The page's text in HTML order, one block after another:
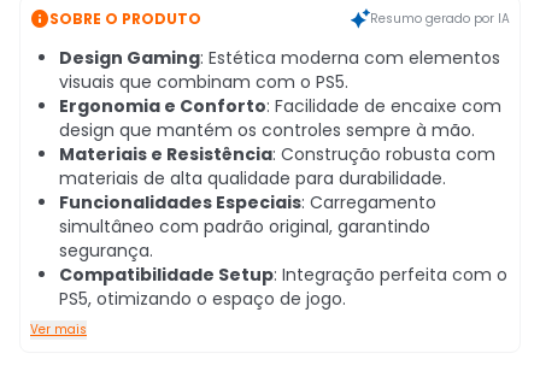
SOBRE O PRODUTO Resumo gerado por IA
Design Gaming: Estética moderna com elementos
visuais que combinam com o PS5.
Ergonomia e Conforto: Facilidade de encaixe com
design que mantém os controles sempre à mão.
Materiais e Resistência: Construção robusta com
materiais de alta qualidade para durabilidade.
Funcionalidades Especiais: Carregamento
simultâneo com padrão original, garantindo
segurança.
Compatibilidade Setup: Integração perfeita com o
PS5, otimizando o espaço de jogo.
Ver mais